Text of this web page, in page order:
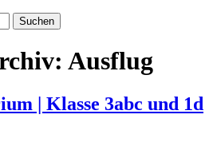
Ausflug
| Klasse 3abc und 1d